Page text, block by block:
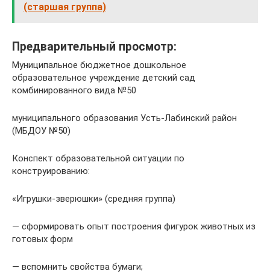
(старшая группа)
Предварительный просмотр:
Муниципальное бюджетное дошкольное
образовательное учреждение детский сад
комбинированного вида №50
муниципального образования Усть-Лабинский район
(МБДОУ №50)
Конспект образовательной ситуации по
конструированию:
«Игрушки-зверюшки» (средняя группа)
— сформировать опыт построения фигурок животных из
готовых форм
— вспомнить свойства бумаги;